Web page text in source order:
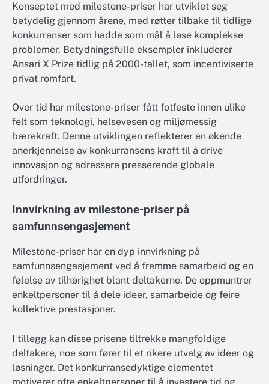
Konseptet med milestone-priser har utviklet seg
betydelig gjennom årene, med røtter tilbake til tidlige
konkurranser som hadde som mål å løse komplekse
problemer. Betydningsfulle eksempler inkluderer
Ansari X Prize tidlig på 2000-tallet, som incentiviserte
privat romfart.
Over tid har milestone-priser fått fotfeste innen ulike
felt som teknologi, helsevesen og miljømessig
bærekraft. Denne utviklingen reflekterer en økende
anerkjennelse av konkurransens kraft til å drive
innovasjon og adressere presserende globale
utfordringer.
Innvirkning av milestone-priser på
samfunnsengasjement
Milestone-priser har en dyp innvirkning på
samfunnsengasjement ved å fremme samarbeid og en
følelse av tilhørighet blant deltakerne. De oppmuntrer
enkeltpersoner til å dele ideer, samarbeide og feire
kollektive prestasjoner.
I tillegg kan disse prisene tiltrekke mangfoldige
deltakere, noe som fører til et rikere utvalg av ideer og
løsninger. Det konkurransedyktige elementet
motiverer ofte enkeltpersoner til å investere tid og